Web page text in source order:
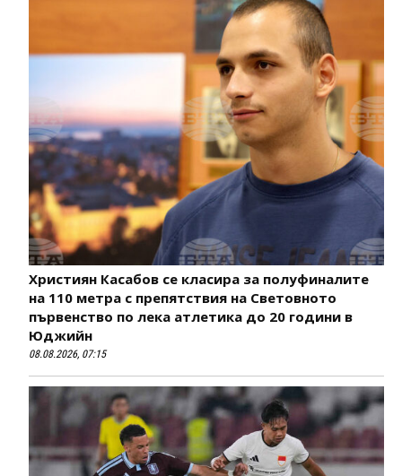
Християн Касабов се класира за полуфиналите
на 110 метра с препятствия на Световното
първенство по лека атлетика до 20 години в
Юджийн
08.08.2026, 07:15